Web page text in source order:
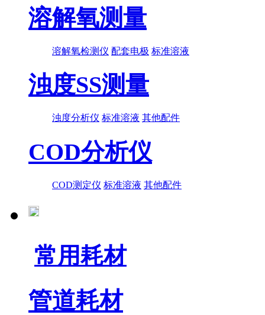
溶解氧测量
溶解氧检测仪 配套电极 标准溶液
浊度SS测量
浊度分析仪 标准溶液 其他配件
COD分析仪
COD测定仪 标准溶液 其他配件
常用耗材
管道耗材